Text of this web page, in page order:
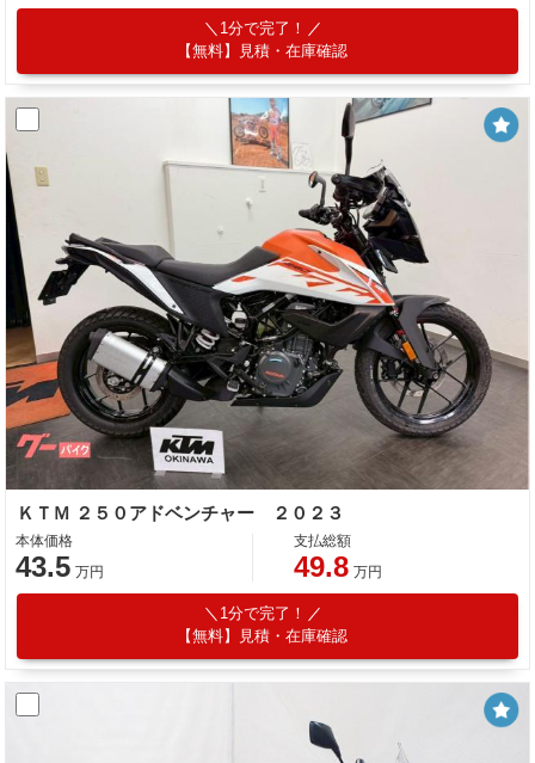
1分で完了！
【無料】見積・在庫確認
ＫＴＭ ２５０アドベンチャー ２０２３
本体価格
43.5 万円
支払総額
49.8 万円
1分で完了！
【無料】見積・在庫確認